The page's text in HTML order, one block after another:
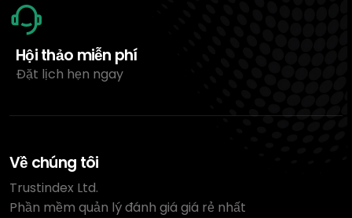
Hội thảo miễn phí
Đặt lịch hẹn ngay
Về chúng tôi
Trustindex Ltd.
Phần mềm quản lý đánh giá giá rẻ nhất